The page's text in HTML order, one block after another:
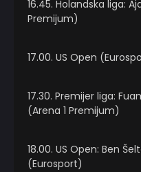
16.45. Holandska liga:
Premijum)
17.00. US Open
17.30. Premijer liga:
(Arena 1 Premijum)
18.00. US Open: Ben
(Eurosport)